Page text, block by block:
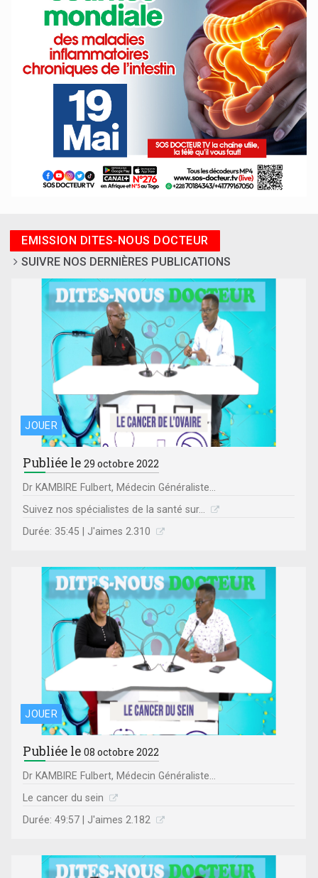
EMISSION DITES-NOUS DOCTEUR
SUIVRE NOS DERNIÈRES PUBLICATIONS
JOUER
Publiée le29 octobre 2022
Dr KAMBIRE Fulbert, Médecin Généraliste...
Suivez nos spécialistes de la santé sur...
Durée: 35:45 | J'aimes 2.310
JOUER
Publiée le08 octobre 2022
Dr KAMBIRE Fulbert, Médecin Généraliste...
Le cancer du sein
Durée: 49:57 | J'aimes 2.182